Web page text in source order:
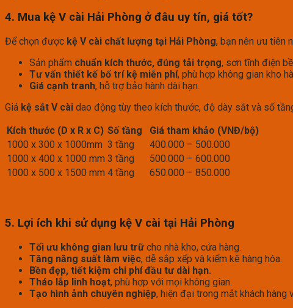
4. Mua kệ V cài Hải Phòng ở đâu uy tín, giá tốt?
Để chọn được kệ V cài chất lượng tại Hải Phòng, bạn nên ưu tiên
Sản phẩm chuẩn kích thước, đúng tải trọng, sơn tĩnh điện
Tư vấn thiết kế bố trí kệ miễn phí, phù hợp không gian kho
Giá cạnh tranh, hỗ trợ bảo hành dài hạn.
Giá kệ sắt V cài dao động tùy theo kích thước, độ dày sắt và số
Kích thước (D x R x C) Số tầng
Giá tham khảo (VNĐ/bộ)
1000 x 300 x 1000mm 3 tầng
400.000 – 500.000
1000 x 400 x 1000 mm 3 tầng
500.000 – 600.000
1000 x 500 x 1500 mm 4 tầng 650.000 – 850.000
5. Lợi ích khi sử dụng kệ V cài tại Hải Phòng
Tối ưu không gian lưu trữcho nhà kho, cửa hàng.
Tăng năng suất làm việc, dễ sắp xếp và kiểm kê hàng hóa.
Bền đẹp, tiết kiệm chi phí đầu tư dài hạn.
Tháo lắp linh hoạt, phù hợp với mọi không gian.
Tạo hình ảnh chuyên nghiệp, hiện đại trong mắt khách hàng